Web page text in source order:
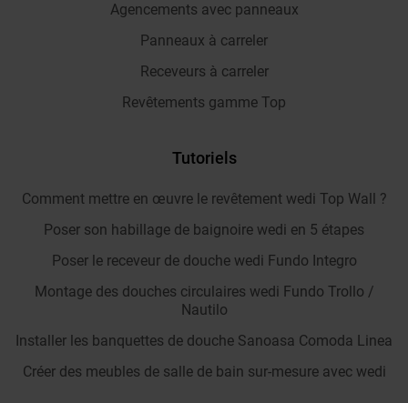
Agencements avec panneaux
Panneaux à carreler
Receveurs à carreler
Revêtements gamme Top
Tutoriels
Comment mettre en œuvre le revêtement wedi Top Wall ?
Poser son habillage de baignoire wedi en 5 étapes
Poser le receveur de douche wedi Fundo Integro
Montage des douches circulaires wedi Fundo Trollo /
Nautilo
Installer les banquettes de douche Sanoasa Comoda Linea
Créer des meubles de salle de bain sur-mesure avec wedi